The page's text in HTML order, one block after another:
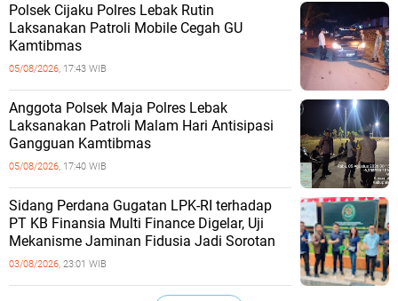
Polsek Cijaku Polres Lebak Rutin
Laksanakan Patroli Mobile Cegah GU
Kamtibmas
05/08/2026, 17:43 WIB
Anggota Polsek Maja Polres Lebak
Laksanakan Patroli Malam Hari Antisipasi
Gangguan Kamtibmas
05/08/2026, 17:40 WIB
Sidang Perdana Gugatan LPK-RI terhadap
PT KB Finansia Multi Finance Digelar, Uji
Mekanisme Jaminan Fidusia Jadi Sorotan
03/08/2026, 23:01 WIB